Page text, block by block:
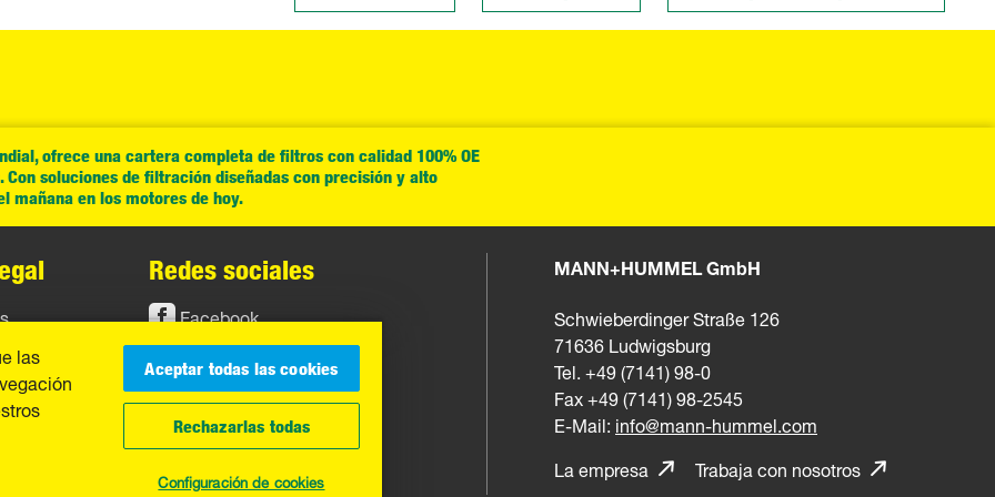
ofrece una cartera completa de filtros con calidad 100% OE
soluciones de filtración diseñadas con precisión y alto
mañana en los motores de hoy.
Redes sociales
Facebook
Instagram
YouTube
MANN+HUMMEL GmbH
Schwieberdinger Straße 126
71636 Ludwigsburg
Tel. +49 (7141) 98-0
Fax +49 (7141) 98-2545
E-Mail: info@mann-hummel.com
La empresa
Trabaja con nosotros
las
Aceptar todas las cookies
Rechazarlas todas
Configuración de cookies